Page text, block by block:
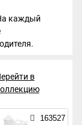
каждый
в
163527